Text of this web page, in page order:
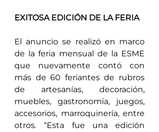
EXITOSA EDICIÓN DE LA FERIA
El anuncio se realizó en marco
de la feria mensual de la ESME
que nuevamente contó con
más de 60 feriantes de rubros
de artesanías, decoración,
muebles, gastronomía, juegos,
accesorios, marroquinería, entre
otros. “Esta fue una edición